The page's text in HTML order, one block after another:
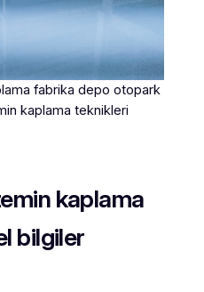
fabrika depo otopark
kaplama teknikleri
kaplama
bilgiler